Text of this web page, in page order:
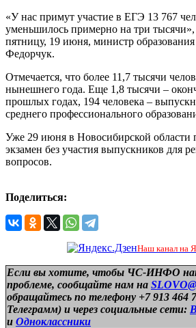
«У нас примут участие в ЕГЭ 13 767
уменьшилось примерно на три тысячи»,
пятницу, 19 июня, министр
Федорчук.
Отмечается, что более 11,7 тысячи
нынешнего года. Еще 1,8 тысячи –
прошлых годах, 194 человека –
среднего профессионального
Уже 29 июня в Новосибирской области
экзамен без участия выпускников для
вопросов.
Поделиться:
Наш канал на
Если вы хотите, чтобы ЧС-ИНФО
проблеме, сообщайте нам на
обращайтесь по телефону +7 913 464
Телеграмм) и через социальные сети:
и Одноклассники